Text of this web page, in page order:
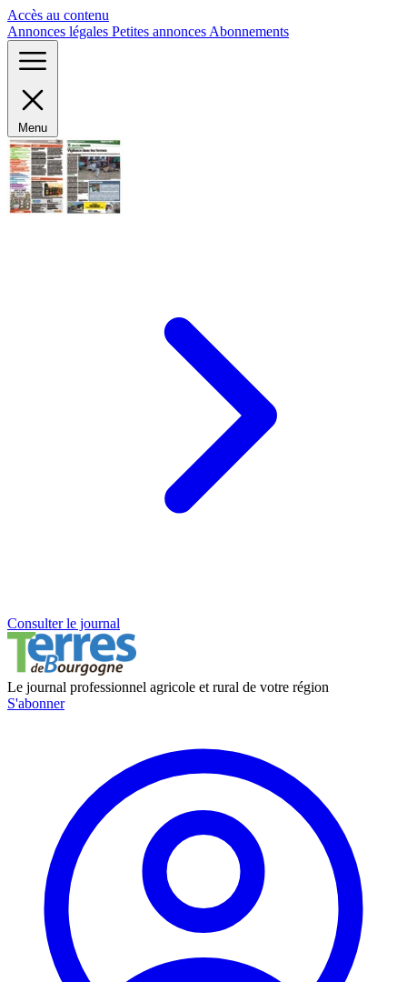
Accès au contenu
Annonces légales Petites annonces Abonnements
Menu
Consulter le journal
Le journal professionnel agricole et rural de votre région
S'abonner
Panneau de gestion des cookies